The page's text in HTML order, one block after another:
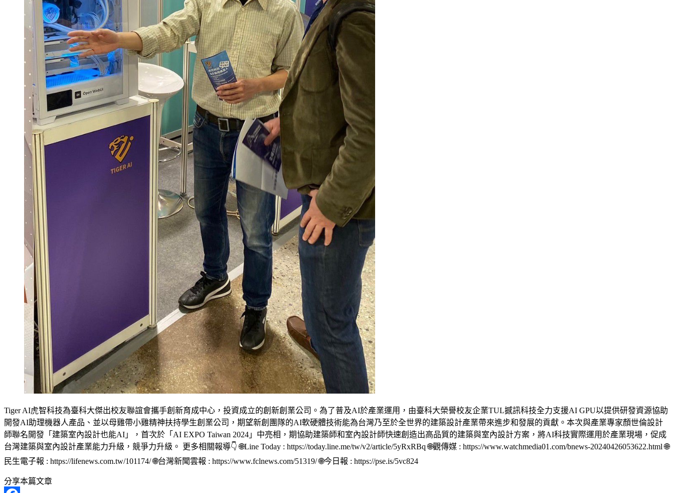
Tiger AI虎智科技為臺科大傑出校友聯誼會攜手創新育成中心，投資成立的創新創業公司。為了普及AI於產業運用，由臺科大榮譽校友企業TUL撼訊科技全力支援AI GPU以提供研發資源協助
開發AI助理機器人產品、並以母雞帶小雞精神扶持學生創業公司，期望新創團隊的AI軟硬體技術能為台灣乃至於全世界的建築設計產業帶來進步和發展的貢獻。本次與產業專家顏世倫設計
師聯名開發「建築室內設計也能AI」，首次於「AI EXPO Taiwan 2024」中亮相，期協助建築師和室內設計師快速創造出高品質的建築與室內設計方案，將AI科技實際運用於產業現場，促成
台灣建築與室內設計產業能力升級，競爭力升級。 更多相關報導👇 🌐Line Today : https://today.line.me/tw/v2/article/5yRxRBq 🌐觀傳媒 : https://www.watchmedia01.com/bnews-20240426053622.html 🌐
民生電子報 : https://lifenews.com.tw/101174/ 🌐台灣新聞雲報 : https://www.fclnews.com/51319/ 🌐今日報 : https://pse.is/5vc824
分享本篇文章